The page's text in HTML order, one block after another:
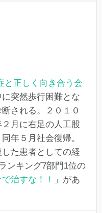
と正しく向き合う会
突然歩行困難とな
される。２０１０
月に右足の人工股
年５月社会復帰。
た患者としての経
ンキング7部門1位の
治すな！！
」があ